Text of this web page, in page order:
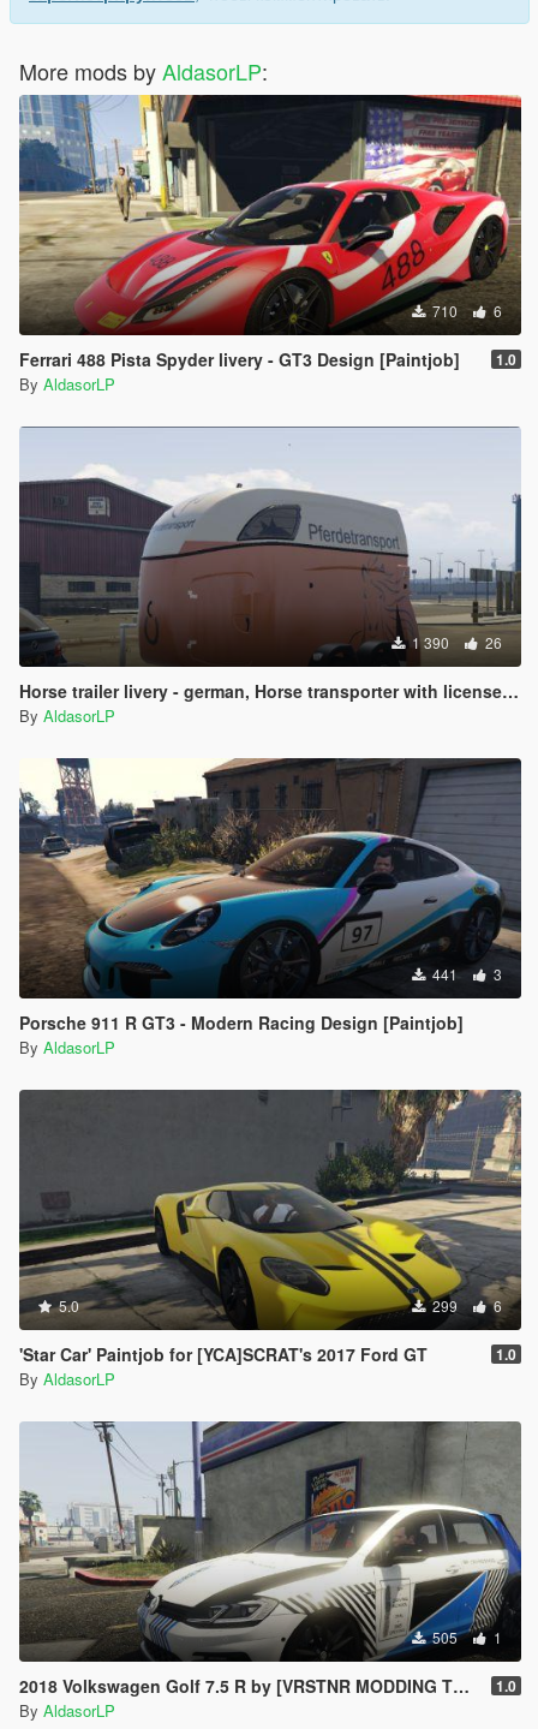
More mods byAldasorLP:
710 6
Ferrari 488 Pista Spyder livery - GT3 Design [Paintjob] 1.0
By AldasorLP
1 390 26
Horse trailer livery - german, Horse transporter with license plate
By AldasorLP
441 3
Porsche 911 R GT3 - Modern Racing Design [Paintjob]
By AldasorLP
5.0 299 6
'Star Car' Paintjob for [YCA]SCRAT's 2017 Ford GT 1.0
By AldasorLP
505 1
2018 Volkswagen Golf 7.5 R by [VRSTNR MODDING TEAM] - Driving School [Paintjob] 1.0
By AldasorLP